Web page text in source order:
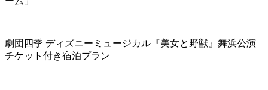
劇団四季 ディズニーミュージカル『美女と野獣』舞浜公演
チケット付き宿泊プラン